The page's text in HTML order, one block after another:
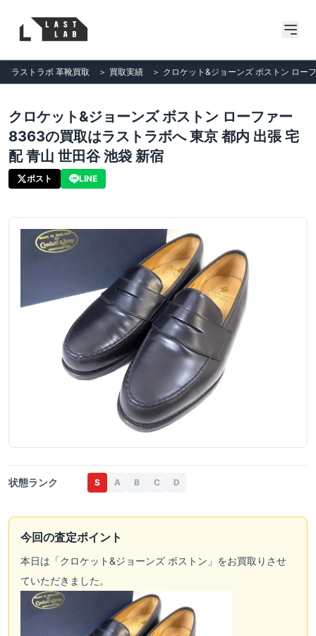
ラストラボ 革靴買取 ＞ 買取実績 ＞ クロケット&ジョーンズ ボストン ロー
クロケット&ジョーンズ ボストン ローファー
8363の買取はラストラボへ 東京 都内 出張 宅
配 青山 世田谷 池袋 新宿
ポスト LINE
状態ランク S A B C D
今回の査定ポイント
本日は「クロケット&ジョーンズ ボストン」をお買取りさせ
ていただきました。